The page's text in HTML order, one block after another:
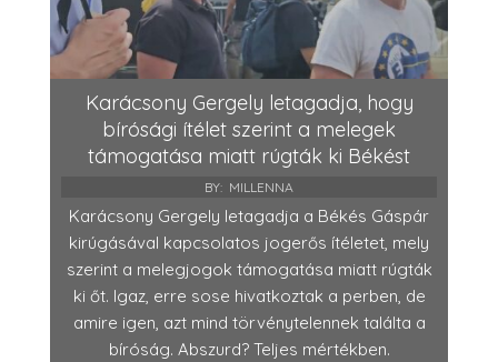
Karácsony Gergely letagadja, hogy
bírósági ítélet szerint a melegek
támogatása miatt rúgták ki Békést
BY: MILLENNA
Karácsony Gergely letagadja a Békés Gáspár
kirúgásával kapcsolatos jogerős ítéletet, mely
szerint a melegjogok támogatása miatt rúgták
ki őt. Igaz, erre sose hivatkoztak a perben, de
amire igen, azt mind törvénytelennek találta a
bíróság. Abszurd? Teljes mértékben.